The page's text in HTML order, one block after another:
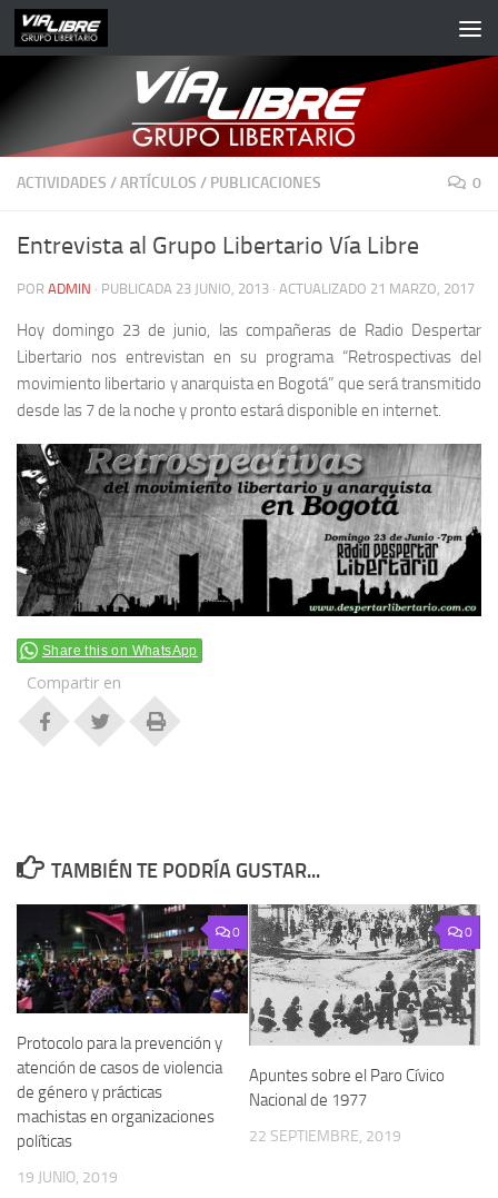
Saltar al contenido
ACTIVIDADES /ARTÍCULOS / PUBLICACIONES 0
Entrevista al Grupo Libertario Vía Libre
POR ADMIN · PUBLICADA 23 JUNIO, 2013 · ACTUALIZADO 21 MARZO, 2017
Hoy domingo 23 de junio, las compañeras de Radio Despertar
Libertario nos entrevistan en su programa “Retrospectivas del
movimiento libertario y anarquista en Bogotá” que será transmitido
desde las 7 de la noche y pronto estará disponible en internet.
Share this on WhatsApp
Compartir en
TAMBIÉN TE PODRÍA GUSTAR...
0
Protocolo para la prevención y
atención de casos de violencia
de género y prácticas
machistas en organizaciones
políticas
19 JUNIO, 2019
0
Apuntes sobre el Paro Cívico
Nacional de 1977
22 SEPTIEMBRE, 2019